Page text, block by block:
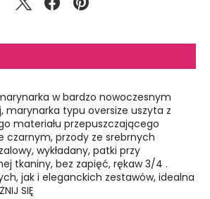
w bardzo nowoczesnym
marynarka typu oversize uszyta z
materiału przepuszczającego
czarnym, przody ze srebrnych
wykładany, patki przy
tkaniny, bez zapięć, rękaw 3/4 .
jak i eleganckich zestawów, idealna
SIĘ